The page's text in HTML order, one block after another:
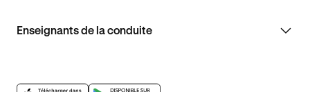
Enseignants de la conduite